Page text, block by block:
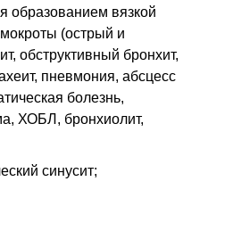
образованием вязкой
(острый и
обструктивный бронхит,
пневмония, абсцесс
болезнь,
ХОБЛ, бронхиолит,
синусит;